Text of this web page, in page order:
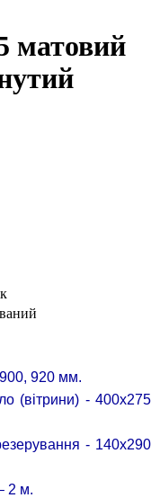
матовий
920 мм.
(вітрини) - 400х275
- 140х290
2 м.